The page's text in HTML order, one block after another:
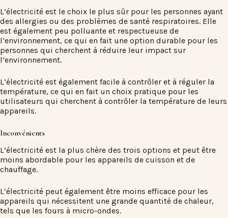
L’électricité est le choix le plus sûr pour les personnes ayant
des allergies ou des problèmes de santé respiratoires. Elle
est également peu polluante et respectueuse de
l’environnement, ce qui en fait une option durable pour les
personnes qui cherchent à réduire leur impact sur
l’environnement.
L’électricité est également facile à contrôler et à réguler la
température, ce qui en fait un choix pratique pour les
utilisateurs qui cherchent à contrôler la température de leurs
appareils.
Inconvénients
L’électricité est la plus chère des trois options et peut être
moins abordable pour les appareils de cuisson et de
chauffage.
L’électricité peut également être moins efficace pour les
appareils qui nécessitent une grande quantité de chaleur,
tels que les fours à micro-ondes.